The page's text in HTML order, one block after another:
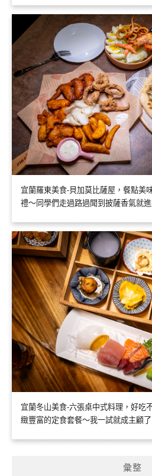
宜蘭羅東美食-貝加莫比薩屋，餐點美
禮～同學們走過路過聞到披薩香氣就
宜蘭冬山美食-六張桌中式料理，好吃
緻豐富的定食套餐～我一試就成主顧了
彙整